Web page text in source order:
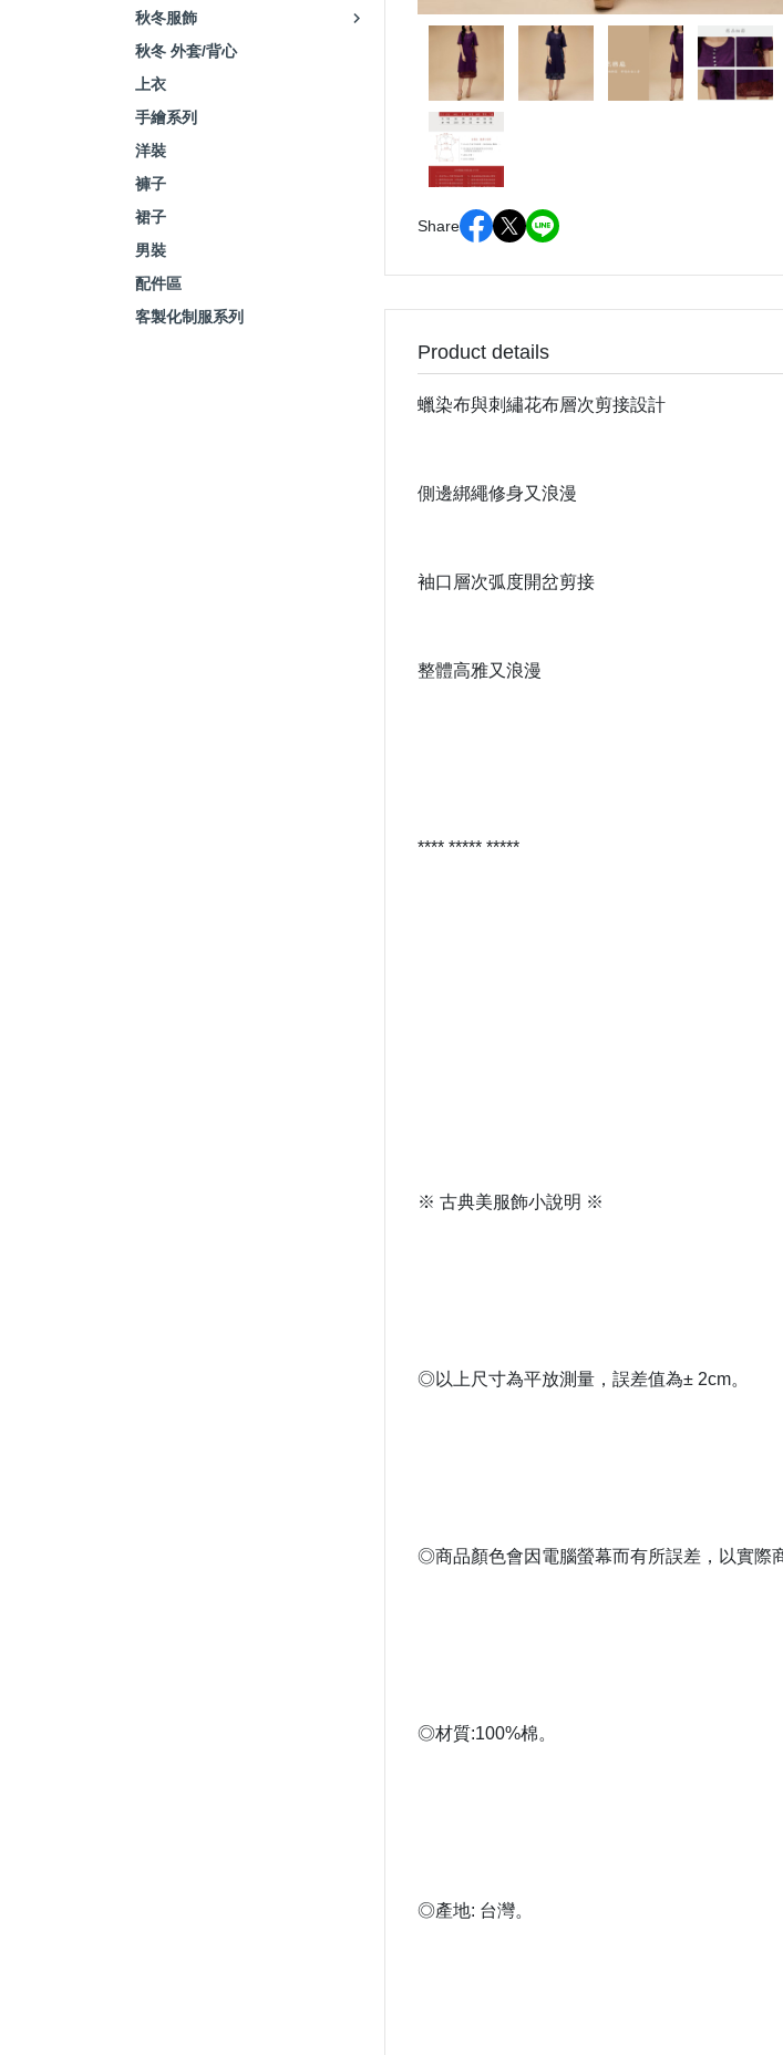
秋冬服飾
秋冬 外套/背心
上衣
手繪系列
洋裝
褲子
裙子
男裝
配件區
客製化制服系列
Share
Product details
蠟染布與刺繡花布層次剪接設計
側邊綁繩修身又浪漫
袖口層次弧度開岔剪接
整體高雅又浪漫
**** ***** *****
※ 古典美服飾小說明 ※
◎以上尺寸為平放測量，誤差值為± 2cm。
◎商品顏色會因電腦螢幕而有所誤差，以實際
◎材質:100%棉。
◎產地: 台灣。